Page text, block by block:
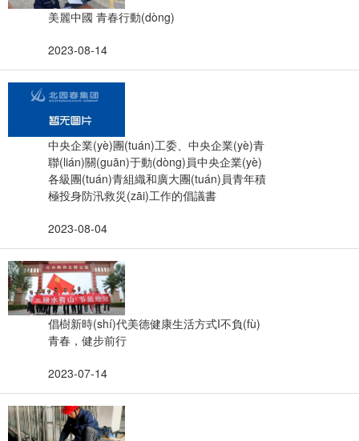
美麗中國 青春行動(dòng)
2023-08-14
中央企業(yè)團(tuán)工委、中央企業(yè)青
聯(lián)關(guān)于動(dòng)員中央企業(yè)
各級團(tuán)青組織和廣大團(tuán)員青年積
極投身防汛救災(zāi)工作的倡議書
2023-08-04
倡樹新時(shí)代美德健康生活方式I不負(fù)
青春，健步前行
2023-07-14